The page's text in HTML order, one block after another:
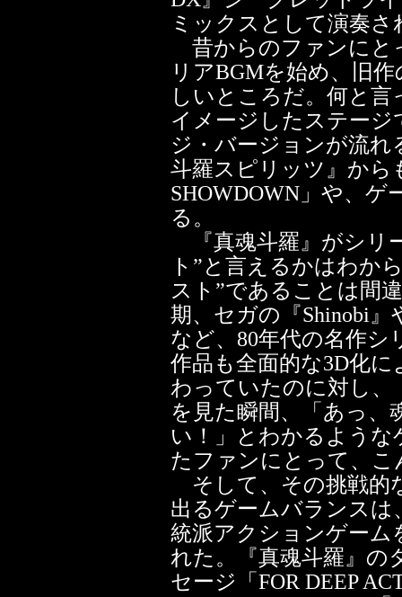
ミックスとして演奏さ
昔からのファンにと
リアBGMを始め、旧
しいところだ。何と言
イメージしたステージ
ジ・バージョンが流れ
斗羅スピリッツ』から
SHOWDOWN」や、
る。
『真魂斗羅』がシリ
ト”と言えるかはわか
スト”であることは間
期、セガの『Shinobi
など、80年代の名作シ
作品も全面的な3D化
わっていたのに対し、
を見た瞬間、「あっ
い！」とわかるような
たファンにとって、
そして、その挑戦的
出るゲームバランスは
統派アクションゲーム
れた。『真魂斗羅』の
セージ「FOR DEEP